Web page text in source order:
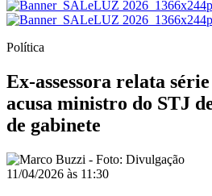
Política
Ex-assessora relata série
acusa ministro do STJ
de gabinete
11/04/2026 às 11:30